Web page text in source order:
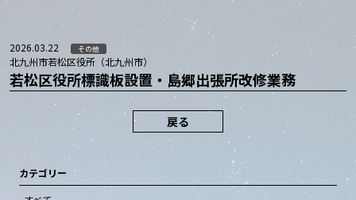
2026.03.22 その他
北九州市若松区役所（北九州市）
若松区役所標識板設置・島郷出張所改修業務
戻る
カテゴリー